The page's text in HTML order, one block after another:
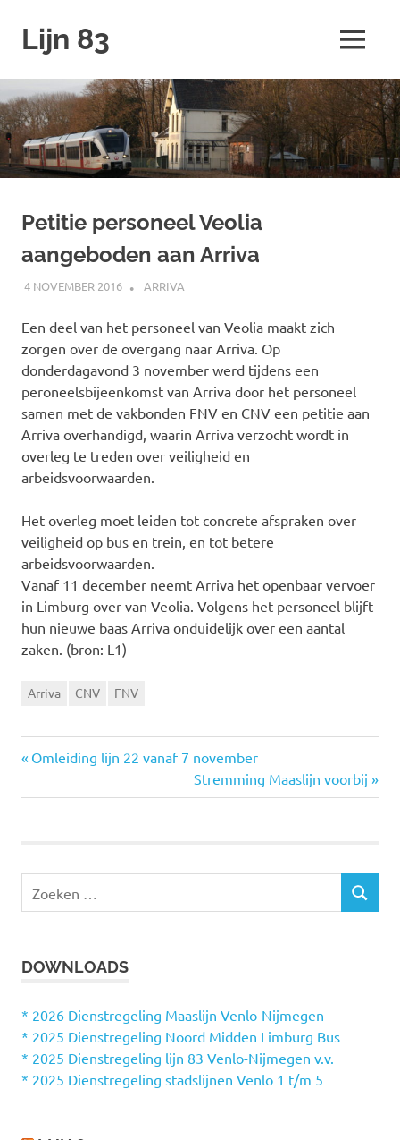
naar
inhoud
Lijn 83 MENU
Petitie personeel Veolia
aangeboden aan Arriva
4 NOVEMBER 2016 SPOORZOEKER
ARRIVA
Een deel van het personeel van Veolia maakt zich
zorgen over de overgang naar Arriva. Op
donderdagavond 3 november werd tijdens een
peroneelsbijeenkomst van Arriva door het personeel
samen met de vakbonden FNV en CNV een petitie aan
Arriva overhandigd, waarin Arriva verzocht wordt in
overleg te treden over veiligheid en
arbeidsvoorwaarden.
Het overleg moet leiden tot concrete afspraken over
veiligheid op bus en trein, en tot betere
arbeidsvoorwaarden.
Vanaf 11 december neemt Arriva het openbaar vervoer
in Limburg over van Veolia. Volgens het personeel blijft
hun nieuwe baas Arriva onduidelijk over een aantal
zaken. (bron: L1)
Arriva CNV FNV
Vorige
Omleiding lijn 22 vanaf 7 november
Volgende
bericht:
Stremming Maaslijn voorbij
e
n
a
a
r
Z
DOWNLOADS
* 2026 Dienstregeling Maaslijn Venlo-Nijmegen
* 2025 Dienstregeling Noord Midden Limburg Bus
* 2025 Dienstregeling lijn 83 Venlo-Nijmegen v.v.
* 2025 Dienstregeling stadslijnen Venlo 1 t/m 5